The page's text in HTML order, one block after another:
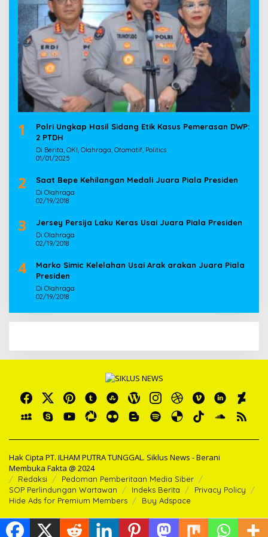
1
Polri Ungkap Hasil Sidang Etik Kasus Pemerasan DWP:
2 PTDH
Di Berita, OKI, Olahraga, Otomatif, Politics
01/01/2025
2 Saat Bepe Kehilangan Medali Juara Piala Presiden
Di Olahraga
02/19/2018
3 Jersey Persija Laku Keras Usai Juara Piala Presiden
Di Olahraga
02/19/2018
4
Marko Simic Kelelahan Usai Arak arakan Juara Piala
Presiden
Di Olahraga
02/19/2018
Hak Cipta PT. ILHAM PUTRA TUNGGAL. Siklus News - Berani
Membuka Fakta @ 2024
Redaksi
Pedoman Pemberitaan Media Siber
SOP Perlindungan Wartawan
Indeks Berita
Privacy Policy
Hide Ads for Premium Members
Buy Adspace